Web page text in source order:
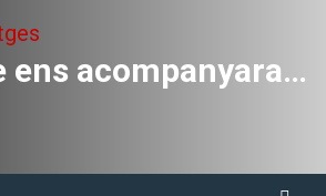
Valors que ens acompanyaran tota la vida